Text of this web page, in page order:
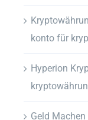
konto für
Hyperion
Geld